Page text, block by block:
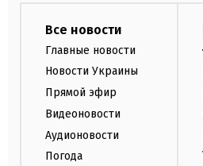
Все новости
Главные новости
Новости Украины
Прямой эфир
Видеоновости
Аудионовости
Погода